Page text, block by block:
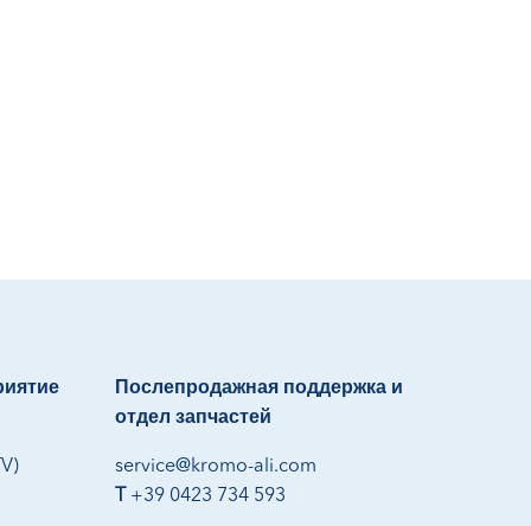
Послепродажная поддержка и
отдел запчастей
service@kromo-ali.com
T +39 0423 734 593